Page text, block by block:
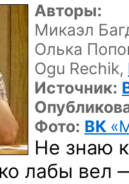
Авторы:
Микаэл
Олька
Ogu Rechik,
Источник:
Фото: ВК
Не знаю
лабы вел